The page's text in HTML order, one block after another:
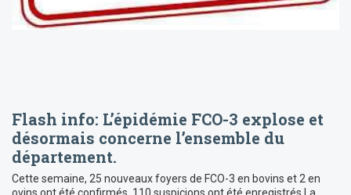
Flash info: L’épidémie FCO-3 explose et
désormais concerne l’ensemble du
département.
Cette semaine, 25 nouveaux foyers de FCO-3 en bovins et 2 en
ovins ont été confirmés. 110 suspicions ont été enregistrés.La